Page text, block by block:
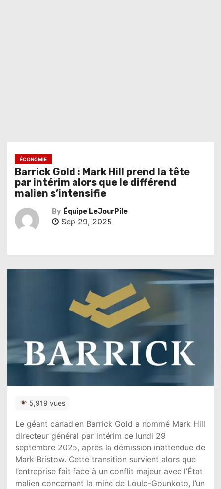
ÉCONOMIE
Barrick Gold : Mark Hill prend la tête
par intérim alors que le différend
malien s’intensifie
By Équipe LeJourPile
Sep 29, 2025
5,919 vues
Le géant canadien Barrick Gold a nommé Mark Hill
directeur général par intérim ce lundi 29
septembre 2025, après la démission inattendue de
Mark Bristow. Cette transition survient alors que
l’entreprise fait face à un conflit majeur avec l’État
malien concernant la mine de Loulo-Gounkoto, l’un